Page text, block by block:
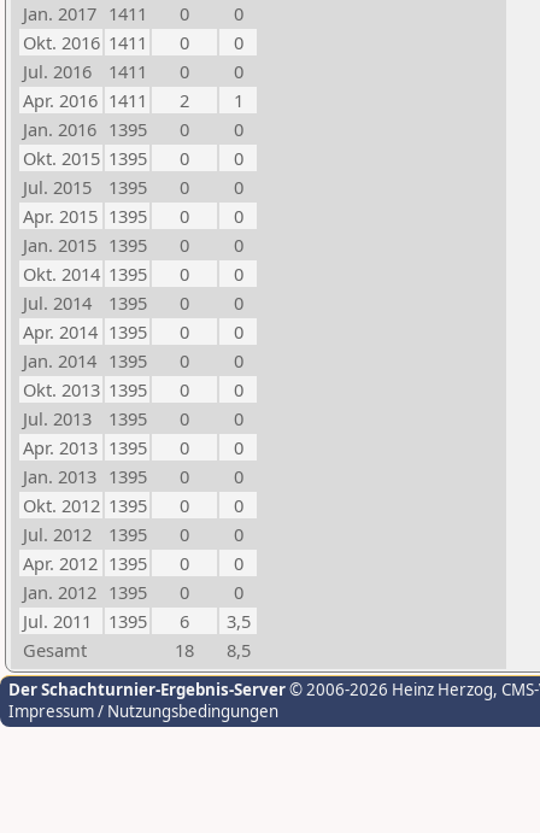
Jan. 2017 1411 0
0
Okt. 2016 1411 0
0
Jul. 2016
1411 0
0
Apr. 2016 1411 2
1
Jan. 2016 1395 0
0
Okt. 2015 1395 0
0
Jul. 2015
1395 0
0
Apr. 2015 1395 0
0
Jan. 2015 1395 0
0
Okt. 2014 1395 0
0
Jul. 2014
1395 0
0
Apr. 2014 1395 0
0
Jan. 2014 1395 0
0
Okt. 2013 1395 0
0
Jul. 2013
1395 0
0
Apr. 2013 1395 0
0
Jan. 2013 1395 0
0
Okt. 2012 1395 0
0
Jul. 2012
1395 0
0
Apr. 2012 1395 0
0
Jan. 2012 1395 0
0
Jul. 2011
1395 6
3,5
Gesamt
18 8,5
Der Schachturnier-Ergebnis-Server© 2006-2026 Heinz Herzog,
Impressum / Nutzungsbedingungen